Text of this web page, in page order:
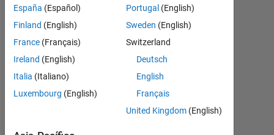
endorse
this
in
a
skill
España (Español)
Finland (English)
France (Français)
Ireland (English)
Italia (Italiano)
Luxembourg (English)
Portugal (English)
Sweden (English)
Switzerland
Deutsch
English
Français
United Kingdom(English)